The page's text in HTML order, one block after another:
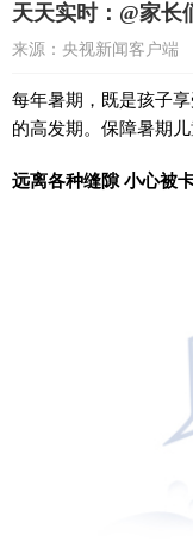
天天实时：@家长
来源：央视新闻客户端
每年暑期，既是孩子
的高发期。保障暑期
远离各种缝隙 小心被